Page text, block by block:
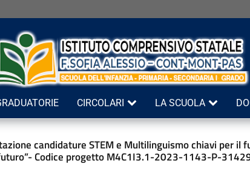
CIRCOLARI LA SCUOLA
candidature STEM e Multilinguismo chiavi per
Codice progetto M4C1I3.1-2023-1143-P-